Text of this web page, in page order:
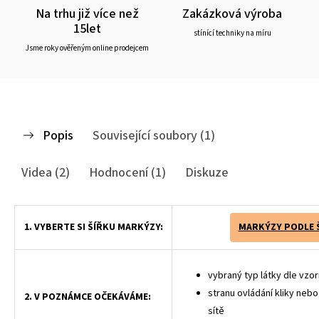
Na trhu již více než
15let
Jsme roky ověřeným online prodejcem
Zakázková výroba
stínící techniky na míru
Popis
Související soubory (1)
Videa (2)
Hodnocení (1) Diskuze
1. VYBERTE SI ŠÍŘKU MARKÝZY: MARKÝZY PODLE
2. V POZNÁMCE OČEKÁVÁME:
vybraný typ látky dle
stranu ovládání kliky
sítě